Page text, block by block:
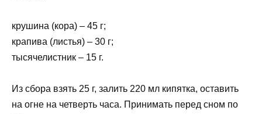
крушина (кора) – 45 г;
крапива (листья) – 30 г;
тысячелистник – 15 г.
Из сбора взять 25 г, залить 220 мл кипятка, оставить
на огне на четверть часа. Принимать перед сном по